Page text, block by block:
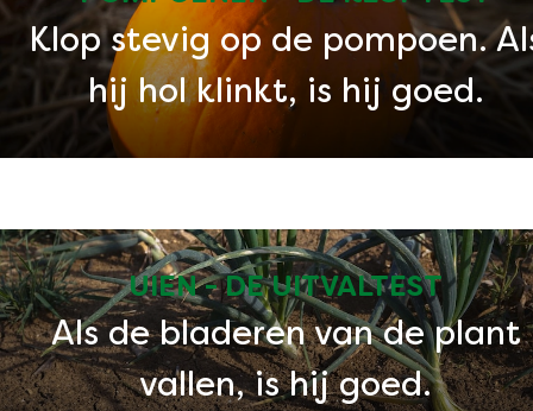
Klop stevig op de pompoen.
hij hol klinkt, is hij goed.
UIEN - DE UITVALTEST
Als de bladeren van de plant
vallen, is hij goed.